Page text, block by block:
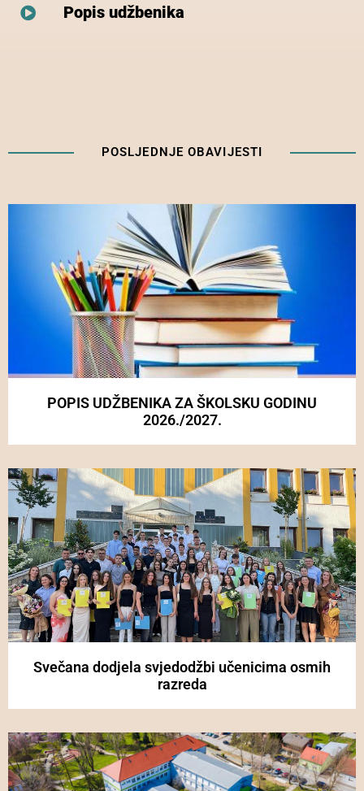
Popis udžbenika
POSLJEDNJE OBAVIJESTI
POPIS UDŽBENIKA ZA ŠKOLSKU GODINU
2026./2027.
Svečana dodjela svjedodžbi učenicima osmih
razreda